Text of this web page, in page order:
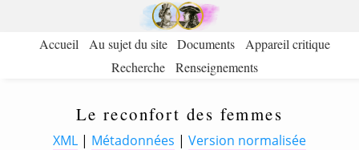
Accueil Au sujet du site Documents
Appareil critique
Recherche
Renseignements
XML | Métadonnées | Version normalisée
Le reconfort des femmes